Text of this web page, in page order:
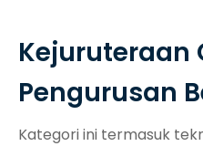
Kejuruteraan
Pengurusan
Kategori ini termasuk